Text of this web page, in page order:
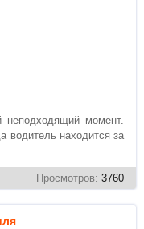
неподходящий момент.
водитель находится за
Просмотров: 3760